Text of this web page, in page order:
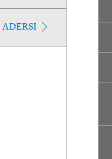
ADERSI